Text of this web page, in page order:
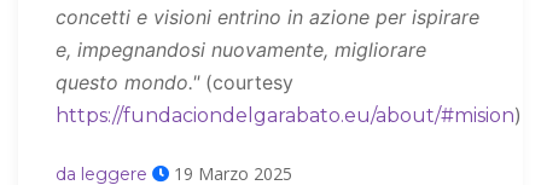
concetti e visioni entrino in azione per ispirare
e, impegnandosi nuovamente, migliorare
questo mondo." (courtesy
https://fundaciondelgarabato.eu/about/#mision)
da leggere 19 Marzo 2025